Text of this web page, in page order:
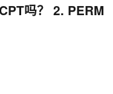
吗？ 2. PERM